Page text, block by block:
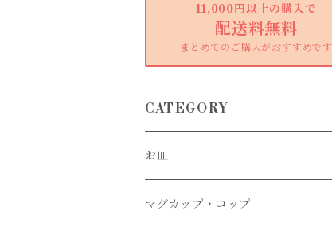
11,000円以上の購入で
配送料無料
まとめてのご購入がおすすめです
CATEGORY
お皿
大皿
マグカップ・コップ